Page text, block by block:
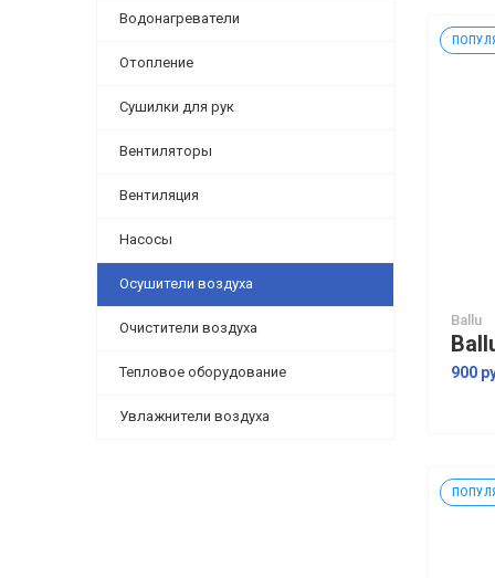
Водонагреватели
Отопление
Сушилки для рук
Вентиляторы
Вентиляция
Насосы
Осушители воздуха
Очистители воздуха
Тепловое оборудование
Увлажнители воздуха
Ballu
900